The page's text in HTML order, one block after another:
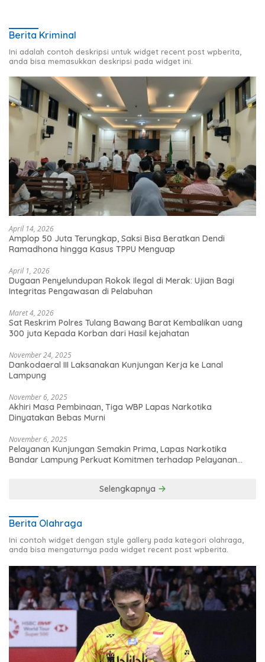
Berita Kriminal
Ini adalah contoh deskripsi untuk widget recent post wpberita,
anda bisa memasukkan deskripsi pada widget ini.
April 14, 2026
Amplop 50 Juta Terungkap, Saksi Bisa Beratkan Dendi
Ramadhona hingga Kasus TPPU Menguap
April 1, 2026
Dugaan Penyelundupan Rokok Ilegal di Merak: Ujian Bagi
Integritas Pengawasan di Pelabuhan
Maret 4, 2026
Sat Reskrim Polres Tulang Bawang Barat Kembalikan uang
300 juta Kepada Korban dari Hasil kejahatan
November 24, 2025
Dankodaeral III Laksanakan Kunjungan Kerja ke Lanal
Lampung
November 6, 2025
Akhiri Masa Pembinaan, Tiga WBP Lapas Narkotika
Dinyatakan Bebas Murni
November 6, 2025
Pelayanan Kunjungan Semakin Prima, Lapas Narkotika
Bandar Lampung Perkuat Komitmen terhadap Pelayanan
Selengkapnya
Berita Olahraga
Ini contoh widget dengan style gallery pada kategori olahraga,
anda bisa mengaturnya pada widget recent post wpberita.